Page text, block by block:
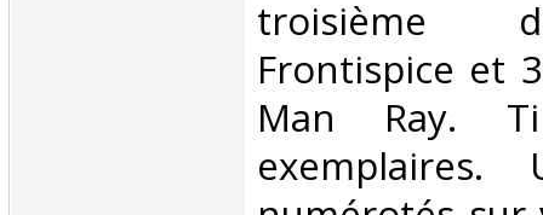
troisième
Frontispice et
Man Ray.